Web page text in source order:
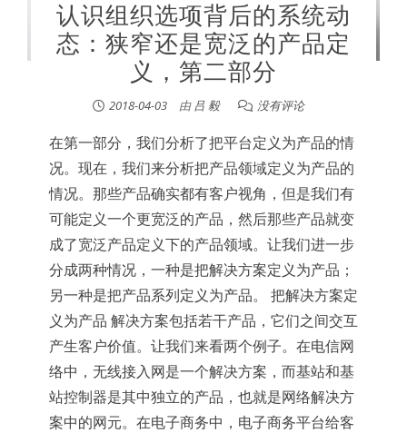
认识组织选项背后的系统动
态：狭窄还是宽泛的产品定
义，第二部分
2018-04-03 由 吕 毅 没有评论
在第一部分，我们分析了把平台定义为产品的情
况。现在，我们来分析把产品领域定义为产品的
情况。那些产品确实都有客户视角，但是我们有
可能定义一个更宽泛的产品，然后那些产品就变
成了宽泛产品定义下的产品领域。让我们进一步
分成两种情况，一种是把解决方案定义为产品；
另一种是把产品系列定义为产品。 把解决方案定
义为产品 解决方案包括若干产品，它们之间交互
产生客户价值。让我们来看两个例子。在电信网
络中，无线接入网是一个解决方案，而基站和基
站控制器是其中独立的产品，也就是网络解决方
案中的网元。在电子商务中，电子商务平台给客